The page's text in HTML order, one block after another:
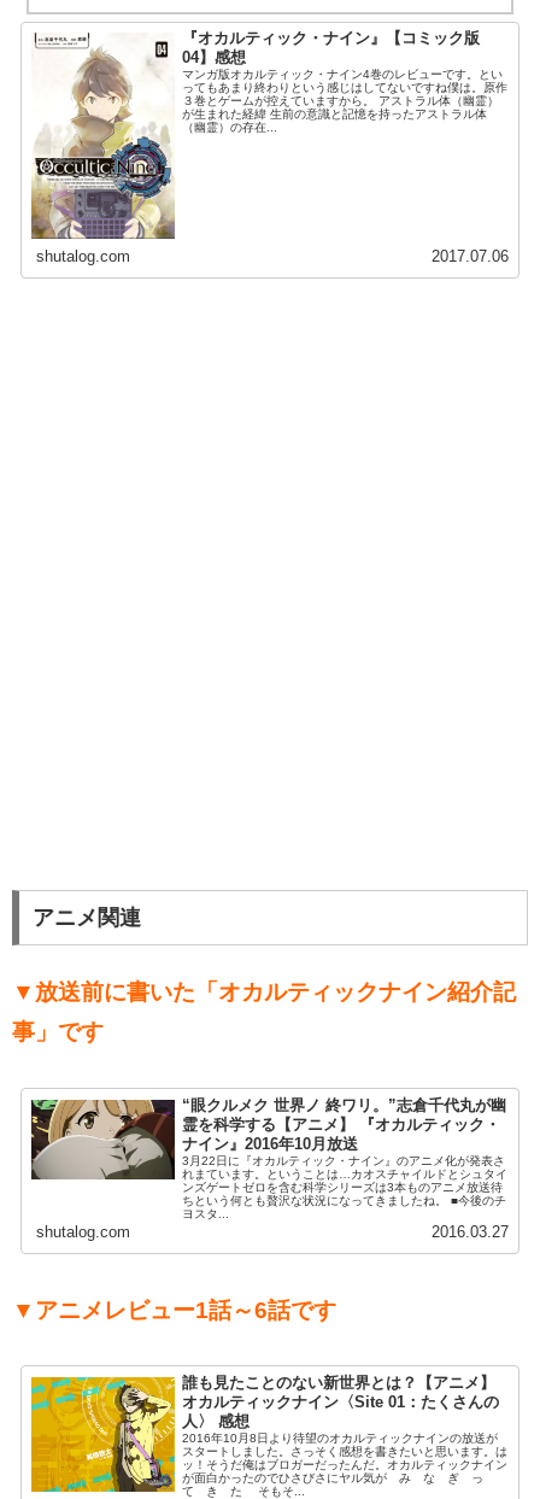
『オカルティック・ナイン』【コミック版
04】感想
マンガ版オカルティック・ナイン4巻のレビューです。とい
ってもあまり終わりという感じはしてないですね僕は。原作
３巻とゲームが控えていますから。 アストラル体（幽霊）
が生まれた経緯 生前の意識と記憶を持ったアストラル体
（幽霊）の存在...
shutalog.com 2017.07.06
アニメ関連
▼放送前に書いた「オカルティックナイン紹介記
事」です
“眼クルメク 世界ノ 終ワリ。”志倉千代丸が幽
霊を科学する【アニメ】 『オカルティック・
ナイン』2016年10月放送
3月22日に『オカルティック・ナイン』のアニメ化が発表さ
れまています。ということは…カオスチャイルドとシュタイ
ンズゲートゼロを含む科学シリーズは3本ものアニメ放送待
ちという何とも贅沢な状況になってきましたね。 ■今後のチ
ヨスタ...
shutalog.com 2016.03.27
▼アニメレビュー1話～6話です
誰も見たことのない新世界とは？【アニメ】
オカルティックナイン〈Site 01：たくさんの
人〉 感想
2016年10月8日より待望のオカルティックナインの放送が
スタートしました。さっそく感想を書きたいと思います。は
ッ！そうだ俺はブロガーだったんだ。オカルティックナイン
が面白かったのでひさびさにヤル気が み な ぎ っ
て き た そもそ...